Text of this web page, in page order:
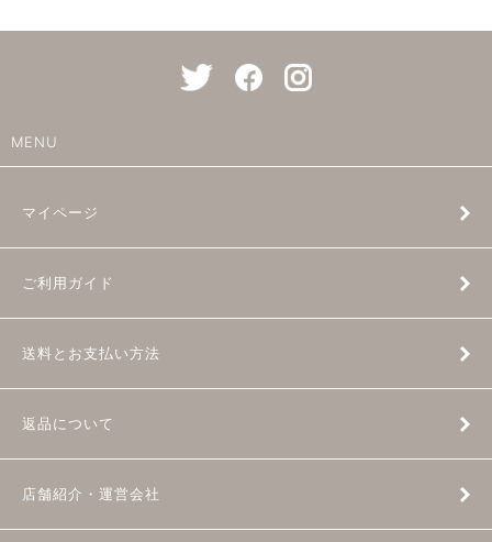
MENU
マイページ
ご利用ガイド
送料とお支払い方法
返品について
店舗紹介・運営会社